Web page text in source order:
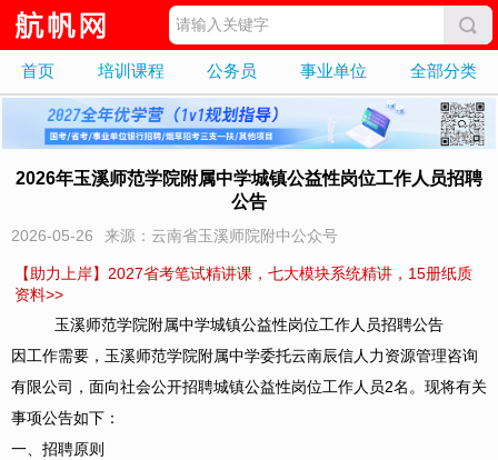
首页 培训课程 公务员 事业单位 全部分类
2026年玉溪师范学院附属中学城镇公益性岗位工作人员招聘
公告
2026-05-26 来源：云南省玉溪师院附中公众号
【助力上岸】2027省考笔试精讲课，七大模块系统精讲，15册纸质
资料>>
玉溪师范学院附属中学城镇公益性岗位工作人员招聘公告
因工作需要，玉溪师范学院附属中学委托云南辰信人力资源管理咨询
有限公司，面向社会公开招聘城镇公益性岗位工作人员2名。现将有关
事项公告如下：
一、招聘原则